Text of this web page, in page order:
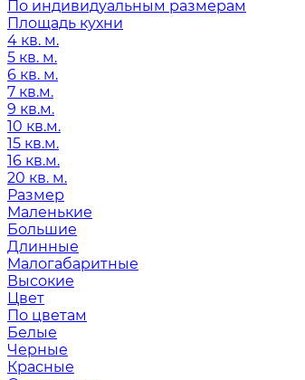
По индивидуальным размерам
Площадь кухни
4 кв. м.
5 кв. м.
6 кв. м.
7 кв.м.
9 кв.м.
10 кв.м.
15 кв.м.
16 кв.м.
20 кв. м.
Размер
Маленькие
Большие
Длинные
Малогабаритные
Высокие
Цвет
По цветам
Белые
Черные
Красные